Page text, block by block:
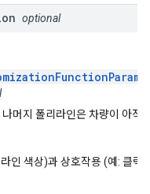
optional
머지 폴리라인은 차량이 아직
인 색상)과 상호작용 (예: 클릭